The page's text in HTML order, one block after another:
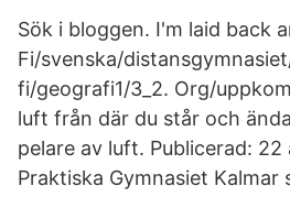
Sök i bloggen. I'm laid back
Fi/svenska/
fi/geografi1/3_2. Org/
luft från där du står och
pelare av luft. Publicerad:
Praktiska Gymnasiet Kalmar